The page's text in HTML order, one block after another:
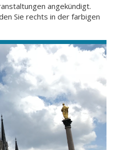
angekündigt.
Sie rechts in der farbigen